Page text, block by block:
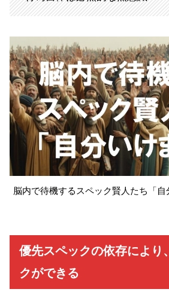
脳内で待機するスペック賢人たち「
優先スペックの依存により
クができる